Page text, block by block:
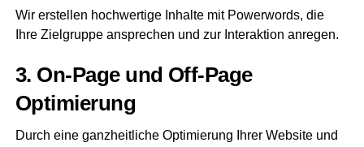
Wir erstel­len hoch­wer­ti­ge Inhal­te mit Power­words, die
Ihre Ziel­grup­pe anspre­chen und zur Inter­ak­ti­on anregen.
3. On-Page und Off-Page
Optimierung
Durch eine ganz­heit­li­che Opti­mie­rung Ihrer Web­site und